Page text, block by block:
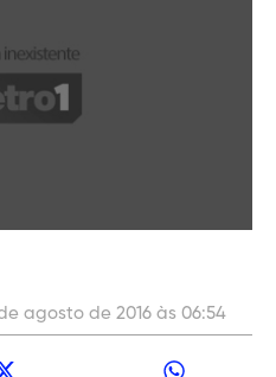
agosto de 2016 às 06:54